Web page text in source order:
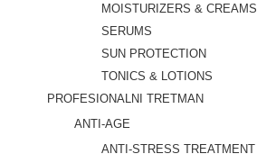
MOISTURIZERS & CREAMS
SERUMS
SUN PROTECTION
TONICS & LOTIONS
PROFESIONALNI TRETMAN
ANTI-AGE
ANTI-STRESS TREATMENT